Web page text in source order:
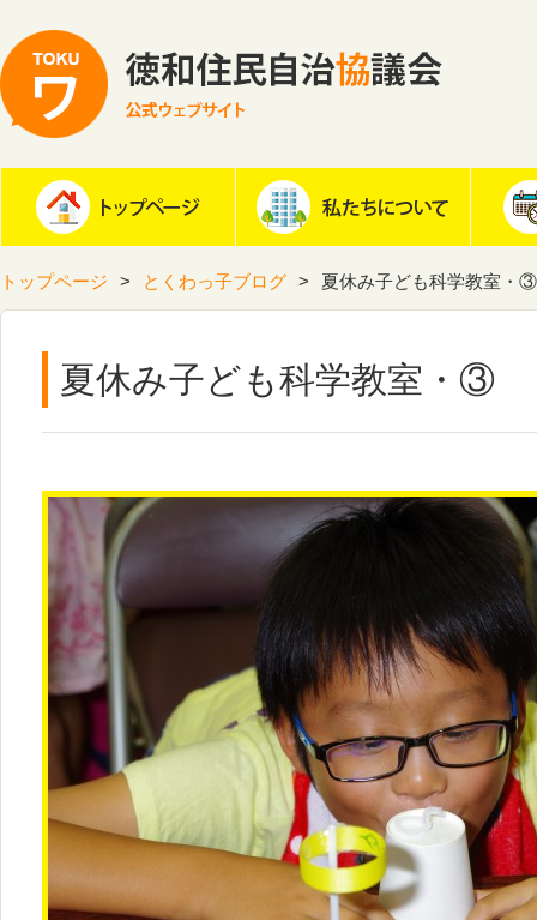
トップページ とくわっ子ブログ 夏休み子ども科学教室・③
夏休み子ども科学教室・③